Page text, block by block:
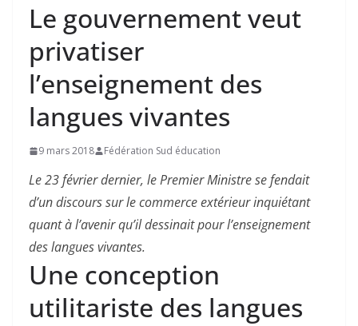
Le gouvernement veut
privatiser
l’enseignement des
langues vivantes
9 mars 2018 Fédération Sud éducation
Le 23 février dernier, le Premier Ministre se fendait
d’un discours sur le commerce extérieur inquiétant
quant à l’avenir qu’il dessinait pour l’enseignement
des langues vivantes.
Une conception
utilitariste des langues